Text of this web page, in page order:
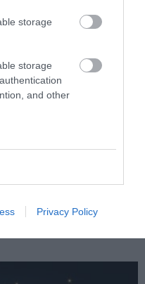
storage
storage
and other
Privacy Policy
4 Αυγούστου: